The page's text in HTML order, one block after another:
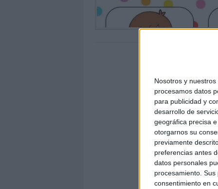
Nosotros y nuestros
procesamos datos
para publicidad y
desarrollo de
geográfica precisa
otorgarnos su
previamente
preferencias antes
datos personales
procesamiento.
consentimiento en